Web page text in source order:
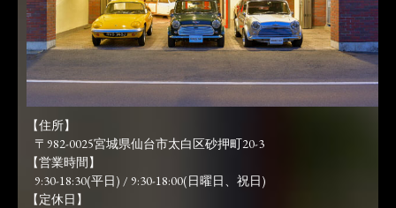
【住所】
〒982-0025宮城県仙台市太白区砂押町20-3
【営業時間】
9:30-18:30(平日) / 9:30-18:00(日曜日、祝日)
【定休日】